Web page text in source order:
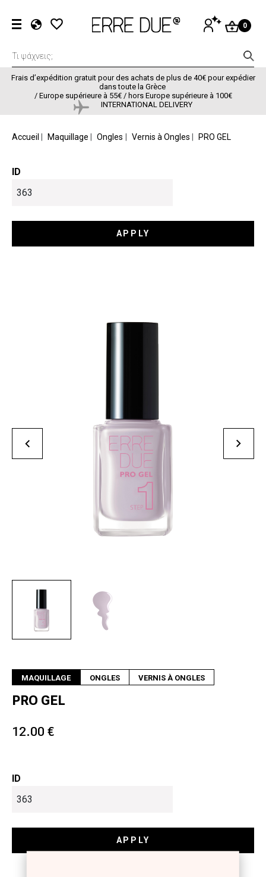
EN
FR
Menu du
SE
CONNECTER
0
Frais d’expédition gratuit pour des achats de plus de 40€ pour expédier
dans toute la Grèce
/ Europe supérieure à 55€ / hors Europe supérieure à 100€
INTERNATIONAL DELIVERY
FIL D'ARIANE
Accueil Maquillage Ongles Vernis à Ongles PRO GEL
ID
MAQUILLAGE ONGLES VERNIS À ONGLES
PRO GEL
12.00 €
ID